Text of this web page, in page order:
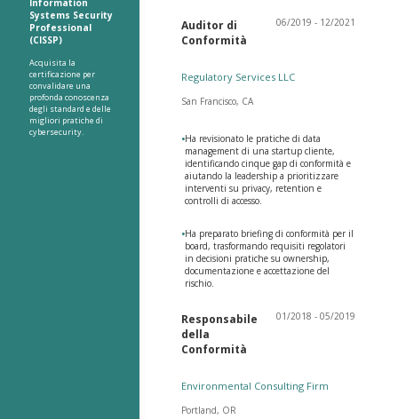
Systems Security
Professional
(CISSP)
Acquisita la
certificazione per
convalidare una
profonda conoscenza
degli standard e delle
migliori pratiche di
cybersecurity.
Auditor di
Conformità
06/2019 - 12/2021
Regulatory Services LLC
San Francisco, CA
•Ha revisionato le pratiche di data
management di una startup cliente,
identificando cinque gap di conformità e
aiutando la leadership a prioritizzare
interventi su privacy, retention e
controlli di accesso.
•Ha preparato briefing di conformità per il
board, trasformando requisiti regolatori
in decisioni pratiche su ownership,
documentazione e accettazione del
rischio.
Responsabile
della
Conformità
01/2018 - 05/2019
Environmental Consulting Firm
Portland, OR